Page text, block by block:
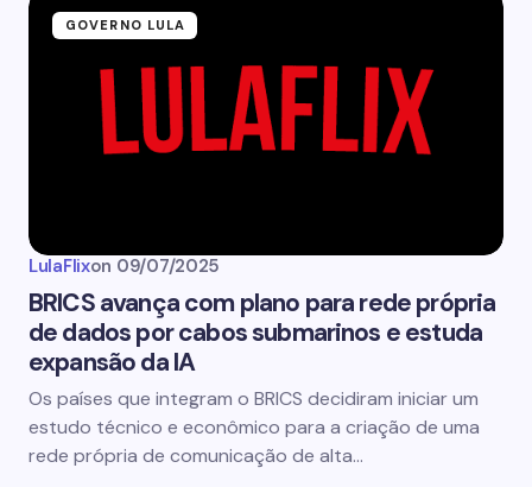
GOVERNO LULA
LulaFlixon 09/07/2025
BRICS avança com plano para rede própria
de dados por cabos submarinos e estuda
expansão da IA
Os países que integram o BRICS decidiram iniciar um
estudo técnico e econômico para a criação de uma
rede própria de comunicação de alta…